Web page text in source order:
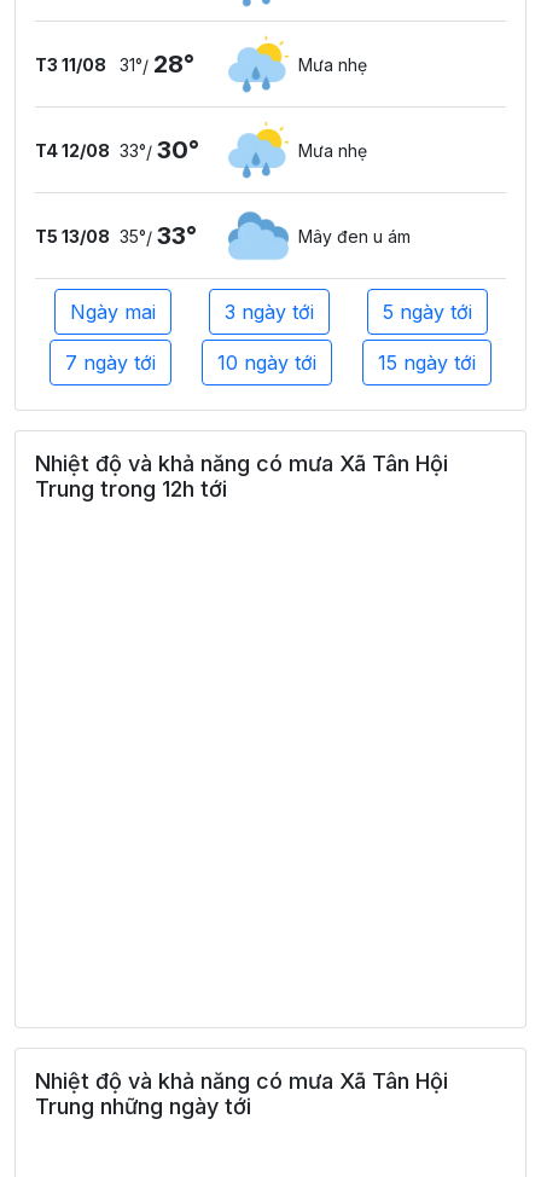
T3 11/08 31°/ 28° Mưa nhẹ
T4 12/08 33°/ 30° Mưa nhẹ
T5 13/08 35°/ 33° Mây đen u ám
Ngày mai 3 ngày tới 5 ngày tới
7 ngày tới 10 ngày tới 15 ngày tới
Nhiệt độ và khả năng có mưa Xã Tân Hội
Trung trong 12h tới
Nhiệt độ và khả năng có mưa Xã Tân Hội
Trung những ngày tới